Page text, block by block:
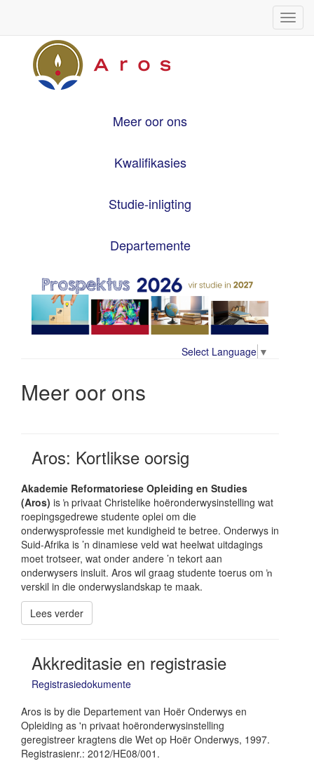
Meer oor ons
Kwalifikasies
Studie-inligting
Departemente
Select Language ▼
Meer oor ons
Aros: Kortlikse oorsig
Akademie Reformatoriese Opleiding en Studies
(Aros) is ŉ privaat Christelike hoëronderwysinstelling wat
roepingsgedrewe studente oplei om die
onderwysprofessie met kundigheid te betree. Onderwys in
Suid-Afrika is ’n dinamiese veld wat heelwat uitdagings
moet trotseer, wat onder andere ’n tekort aan
onderwysers insluit. Aros wil graag studente toerus om ŉ
verskil in die onderwyslandskap te maak.
Lees verder
Akkreditasie en registrasie
Registrasiedokumente
Aros is by die Departement van Hoër Onderwys en
Opleiding as 'n privaat hoëronderwysinstelling
geregistreer kragtens die Wet op Hoër Onderwys, 1997.
Registrasienr.: 2012/HE08/001.